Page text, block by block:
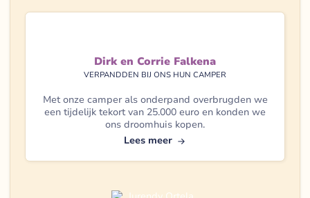
Dirk en Corrie Falkena
VERPANDDEN BIJ ONS HUN CAMPER
Met onze camper als onderpand overbrugden we
een tijdelijk tekort van 25.000 euro en konden we
ons droomhuis kopen.
Lees meer